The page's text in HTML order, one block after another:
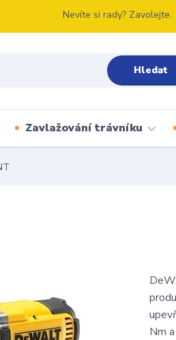
Hledat
Nevíte si rady? Zavolejte.
Zavlažování trávníku
Nm